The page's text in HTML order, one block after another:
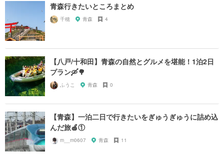
青森行きたいところまとめ
千穂 青森 4
【八戸/十和田】青森の自然とグルメを堪能！1泊2日
プラン🛶🌳
ふうこ 青森 0
【青森】一泊二日で行きたいをぎゅうぎゅうに詰め込
んだ旅🍎①
m__m0607 青森 11